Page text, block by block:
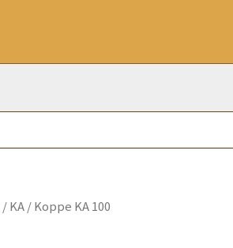
/KA/ Koppe KA 100